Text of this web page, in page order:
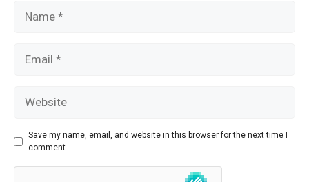
Save my name, email, and website in this browser for the next time I
comment.